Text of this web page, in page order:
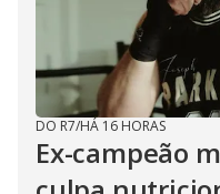
DO R7/HÁ 16 HORAS
Ex-campeão